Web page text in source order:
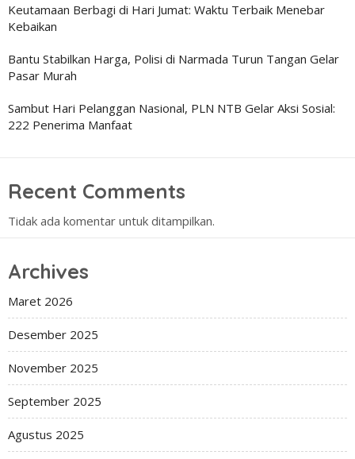
Keutamaan Berbagi di Hari Jumat: Waktu Terbaik Menebar
Kebaikan
Bantu Stabilkan Harga, Polisi di Narmada Turun Tangan Gelar
Pasar Murah
Sambut Hari Pelanggan Nasional, PLN NTB Gelar Aksi Sosial:
222 Penerima Manfaat
Recent Comments
Tidak ada komentar untuk ditampilkan.
Archives
Maret 2026
Desember 2025
November 2025
September 2025
Agustus 2025